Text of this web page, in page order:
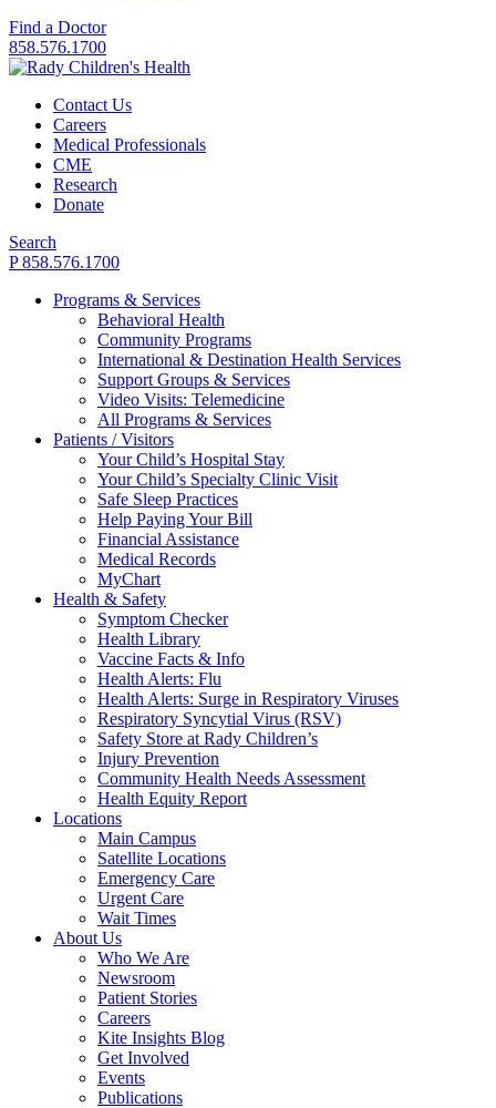
Find a Doctor
858.576.1700
Contact Us
Careers
Medical Professionals
CME
Research
Donate
Search
P 858.576.1700
Programs & Services
Behavioral Health
Community Programs
International & Destination Health Services
Support Groups & Services
Video Visits: Telemedicine
All Programs & Services
Patients / Visitors
Your Child’s Hospital Stay
Your Child’s Specialty Clinic Visit
Safe Sleep Practices
Help Paying Your Bill
Financial Assistance
Medical Records
MyChart
Health & Safety
Symptom Checker
Health Library
Vaccine Facts & Info
Health Alerts: Flu
Health Alerts: Surge in Respiratory Viruses
Respiratory Syncytial Virus (RSV)
Safety Store at Rady Children’s
Injury Prevention
Community Health Needs Assessment
Health Equity Report
Locations
Main Campus
Satellite Locations
Emergency Care
Urgent Care
Wait Times
About Us
Who We Are
Newsroom
Patient Stories
Careers
Kite Insights Blog
Get Involved
Events
Publications